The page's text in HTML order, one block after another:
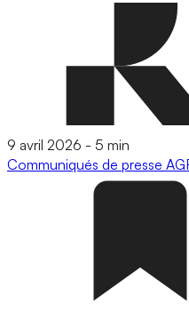
9 avril 2026 - 5 min
Communiqués de presse